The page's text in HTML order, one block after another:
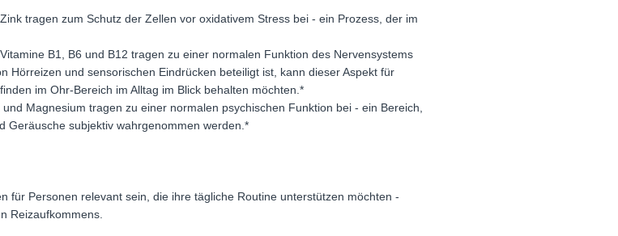
tragen zum Schutz der Zellen vor oxidativem Stress bei - ein Prozess, der im
B1, B6 und B12 tragen zu einer normalen Funktion des Nervensystems
Hörreizen und sensorischen Eindrücken beteiligt ist, kann dieser Aspekt für
im Ohr-Bereich im Alltag im Blick behalten möchten.*
Magnesium tragen zu einer normalen psychischen Funktion bei - ein Bereich,
Geräusche subjektiv wahrgenommen werden.*
für Personen relevant sein, die ihre tägliche Routine unterstützen möchten -
Reizaufkommens.